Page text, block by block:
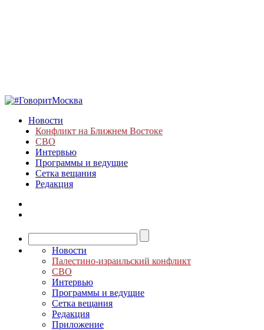
Новости
Конфликт на Ближнем Востоке
СВО
Интервью
Программы и ведущие
Сетка вещания
Редакция
Новости
Палестино-израильский конфликт
СВО
Интервью
Программы и ведущие
Сетка вещания
Редакция
Приложение